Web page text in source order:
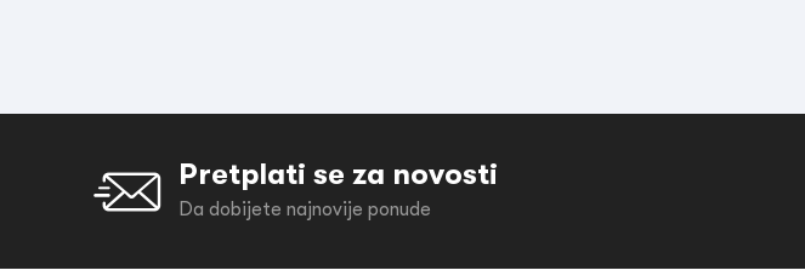
Pretplati se za novosti
Da dobijete najnovije ponude